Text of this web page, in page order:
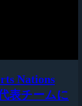
Nations
表チームに